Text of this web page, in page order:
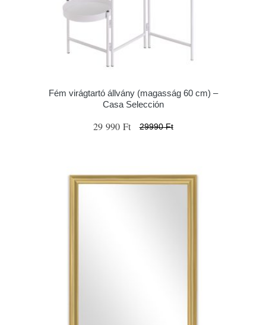
Fém virágtartó állvány (magasság 60 cm) –
Casa Selección
29 990 Ft 29990 Ft